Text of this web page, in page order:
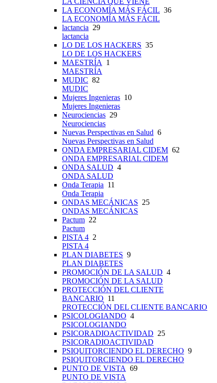
LA ECONOMÍA MÁS FÁCIL 36
LA ECONOMÍA MÁS FÁCIL
lactancia 29
lactancia
LO DE LOS HACKERS 35
LO DE LOS HACKERS
MAESTRÍA 1
MAESTRÍA
MUDIC 82
MUDIC
Mujeres Ingenieras 10
Mujeres Ingenieras
Neurociencias 29
Neurociencias
Nuevas Perspectivas en Salud 6
Nuevas Perspectivas en Salud
ONDA EMPRESARIAL CIDEM 62
ONDA EMPRESARIAL CIDEM
ONDA SALUD 4
ONDA SALUD
Onda Terapia 11
Onda Terapia
ONDAS MECÁNICAS 25
ONDAS MECÁNICAS
Pactum 22
Pactum
PISTA 4 2
PISTA 4
PLAN DIABETES 9
PLAN DIABETES
PROMOCIÓN DE LA SALUD 4
PROMOCIÓN DE LA SALUD
PROTECCIÓN DEL CLIENTE
BANCARIO 11
PROTECCIÓN DEL CLIENTE BANCARIO
PSICOLOGIANDO 4
PSICOLOGIANDO
PSICORADIOACTIVIDAD 25
PSICORADIOACTIVIDAD
PSIQUITORCIENDO EL DERECHO 9
PSIQUITORCIENDO EL DERECHO
PUNTO DE VISTA 69
PUNTO DE VISTA